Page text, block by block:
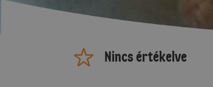
Nincs értékelve